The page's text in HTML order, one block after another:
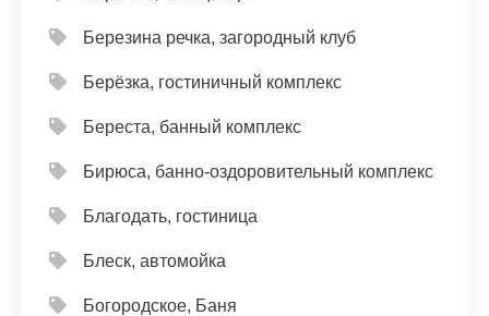
Березина речка, загородный клуб
Берёзка, гостиничный комплекс
Береста, банный комплекс
Бирюса, банно-оздоровительный комплекс
Благодать, гостиница
Блеск, автомойка
Богородское, Баня